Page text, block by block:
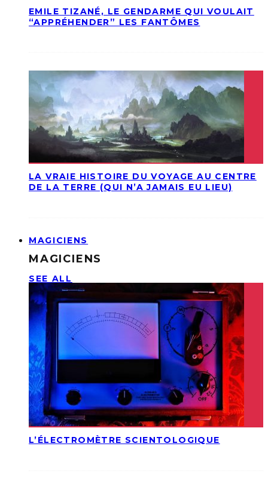
EMILE TIZANÉ, LE GENDARME QUI VOULAIT
“APPRÉHENDER” LES FANTÔMES
LA VRAIE HISTOIRE DU VOYAGE AU CENTRE
DE LA TERRE (QUI N’A JAMAIS EU LIEU)
MAGICIENS
MAGICIENS
SEE ALL
L’ÉLECTROMÈTRE SCIENTOLOGIQUE